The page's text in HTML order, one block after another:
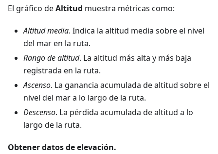
El gráfico deAltitud muestra métricas como:
Altitud media. Indica la altitud media sobre el nivel
del mar en la ruta.
Rango de altitud. La altitud más alta y más baja
registrada en la ruta.
Ascenso. La ganancia acumulada de altitud sobre el
nivel del mar a lo largo de la ruta.
Descenso. La pérdida acumulada de altitud a lo
largo de la ruta.
Obtener datos de elevación.